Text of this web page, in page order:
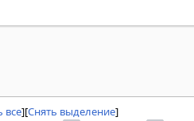
все Снять выделение